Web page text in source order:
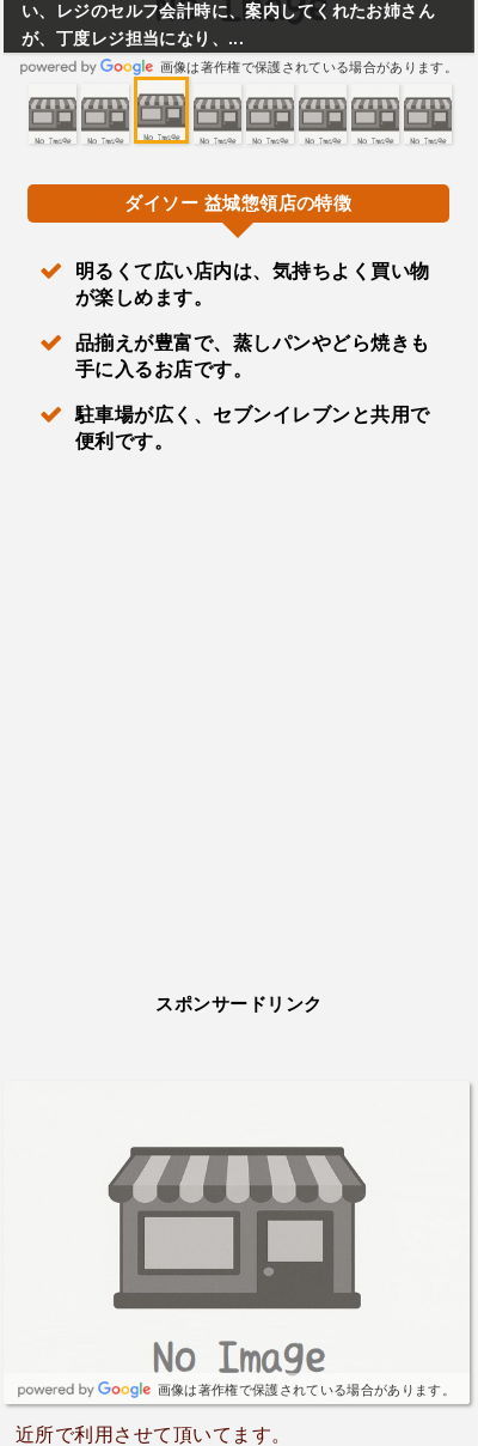
い、レジのセルフ会計時に、案内してくれたお姉さん
が、丁度レジ担当になり、...
画像は著作権で保護されている場合があります。
ダイソー 益城惣領店の特徴
明るくて広い店内は、気持ちよく買い物
が楽しめます。
品揃えが豊富で、蒸しパンやどら焼きも
手に入るお店です。
駐車場が広く、セブンイレブンと共用で
便利です。
スポンサードリンク
画像は著作権で保護されている場合があります。
近所で利用させて頂いてます。